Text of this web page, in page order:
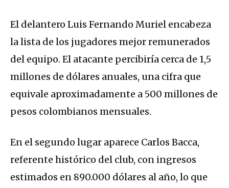
El delantero Luis Fernando Muriel encabeza
la lista de los jugadores mejor remunerados
del equipo. El atacante percibiría cerca de 1,5
millones de dólares anuales, una cifra que
equivale aproximadamente a 500 millones de
pesos colombianos mensuales.
En el segundo lugar aparece Carlos Bacca,
referente histórico del club, con ingresos
estimados en 890.000 dólares al año, lo que